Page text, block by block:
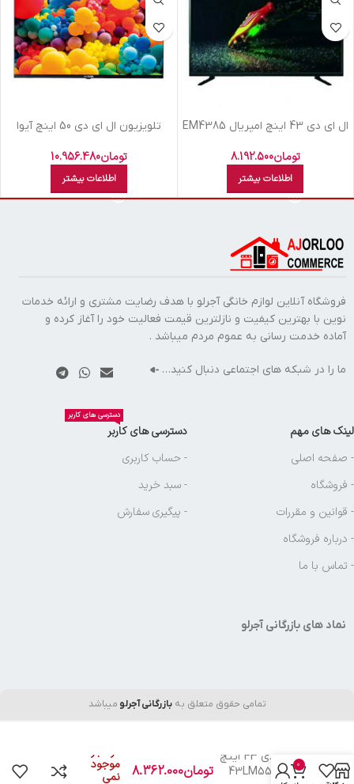
ال اي دي 43 اينچ امپريال EM4385
تومان8.192.500
اطلاعات بیشتر
تلویزیون ال اي دي 50 اينچ آيوا
تومان10.956.480
اطلاعات بیشتر
فروشگاه آنلاین لوازم خانگی آجرلو با هدف رضایت مشتری و ارائه خدمات
نوین با بهترین کیفیت و نازلترین قیمت فعالیت خود را آغاز کرده و
آماده خدمت رسانی به عموم مردم میباشد .
ما را در شبکه های اجتماعی دنبال کنید…
لینک های مهم
- صفحه اصلی
- فروشگاه
- قوانین و مقررات
- درباره فروشگاه
- تماس با ما
دسترسی های کاربر
دسترسی های کاربر
- حساب کاربری
- سبد خرید
- پیگیری سفارش
نماد های بازرگانی آجرلو
تمامی حقوق متعلق بهبازرگانی آجرلو میباشد
ال اي دي 43 اينچ
ال جي 43LM55
تومان8.362.000
در انبار
موجود
نمی
0